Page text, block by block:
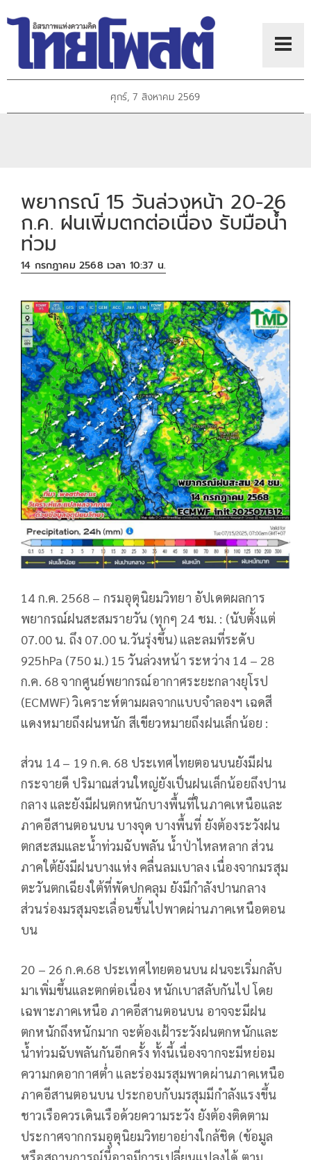
ศุกร์, 7 สิงหาคม 2569
พยากรณ์ 15 วันล่วงหน้า 20-26
ก.ค. ฝนเพิ่มตกต่อเนื่อง รับมือน้ำ
ท่วม
14 กรกฎาคม 2568 เวลา 10:37 น.
14 ก.ค. 2568 – กรมอุตุนิยมวิทยา อัปเดตผลการ
พยากรณ์ฝนสะสมรายวัน (ทุกๆ 24 ชม. : (นับตั้งแต่
07.00 น. ถึง 07.00 น.วันรุ่งขึ้น) และลมที่ระดับ
925hPa (750 ม.) 15 วันล่วงหน้า ระหว่าง 14 – 28
ก.ค. 68 จากศูนย์พยากรณ์อากาศระยะกลางยุโรป
(ECMWF) วิเคราะห์ตามผลจากแบบจำลองฯ เฉดสี
แดงหมายถึงฝนหนัก สีเขียวหมายถึงฝนเล็กน้อย :
ส่วน 14 – 19 ก.ค. 68 ประเทศไทยตอนบนยังมีฝน
กระจายดี ปริมาณส่วนใหญ่ยังเป็นฝนเล็กน้อยถึงปาน
กลาง และยังมีฝนตกหนักบางพื้นที่ในภาคเหนือและ
ภาคอีสานตอนบน บางจุด บางพื้นที่ ยังต้องระวังฝน
ตกสะสมและน้ำท่วมฉับพลัน น้ำป่าไหลหลาก ส่วน
ภาคใต้ยังมีฝนบางแห่ง คลื่นลมเบาลง เนื่องจากมรสุม
ตะวันตกเฉียงใต้ที่พัดปกคลุม ยังมีกำลังปานกลาง
ส่วนร่องมรสุมจะเลื่อนขึ้นไปพาดผ่านภาคเหนือตอน
บน
20 – 26 ก.ค.68 ประเทศไทยตอนบน ฝนจะเริ่มกลับ
มาเพิ่มขึ้นและตกต่อเนื่อง หนักเบาสลับกันไป โดย
เฉพาะภาคเหนือ ภาคอีสานตอนบน อาจจะมีฝน
ตกหนักถึงหนักมาก จะต้องเฝ้าระวังฝนตกหนักและ
น้ำท่วมฉับพลันกันอีกครั้ง ทั้งนี้เนื่องจากจะมีหย่อม
ความกดอากาศต่ำ และร่องมรสุมพาดผ่านภาคเหนือ
ภาคอีสานตอนบน ประกอบกับมรสุมมีกำลังแรงขึ้น
ชาวเรือควรเดินเรือด้วยความระวัง ยังต้องติดตาม
ประกาศจากกรมอุตุนิยมวิทยาอย่างใกล้ชิด (ข้อมูล